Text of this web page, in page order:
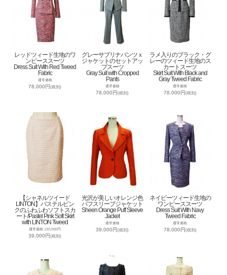
レッドツィード生地のワ
ンピーススーツ
Dress Suit With Red Tweed
Fabric
通常価格
78,000円(税別)
グレーサブリナパンツｘ
ジャケットのセットアッ
プスーツ
Gray Suit with Cropped
Pants
通常価格
78,000円(税別)
ラメ入りのブラック・グ
レーのツィード生地のス
カートスーツ
Skirt Suit With Black and
Gray Tweed Fabric
通常価格
78,000円(税別)
【シャネルツイード
LINTON】パステルピン
クのふわふわソフトスカ
ート/Pastel Pink Soft Skirt
with LINTON Tweed
通常価格 120,000円
39,000円(税別)
光沢が美しいオレンジ色
パフスリーブジャケット
Sheen Orange Puff Sleeve
Jacket
通常価格
39,000円(税別)
ネイビーツィード生地の
ワンピーススーツ
Dress Suit With Navy
Tweed Fabric
通常価格
78,000円(税別)